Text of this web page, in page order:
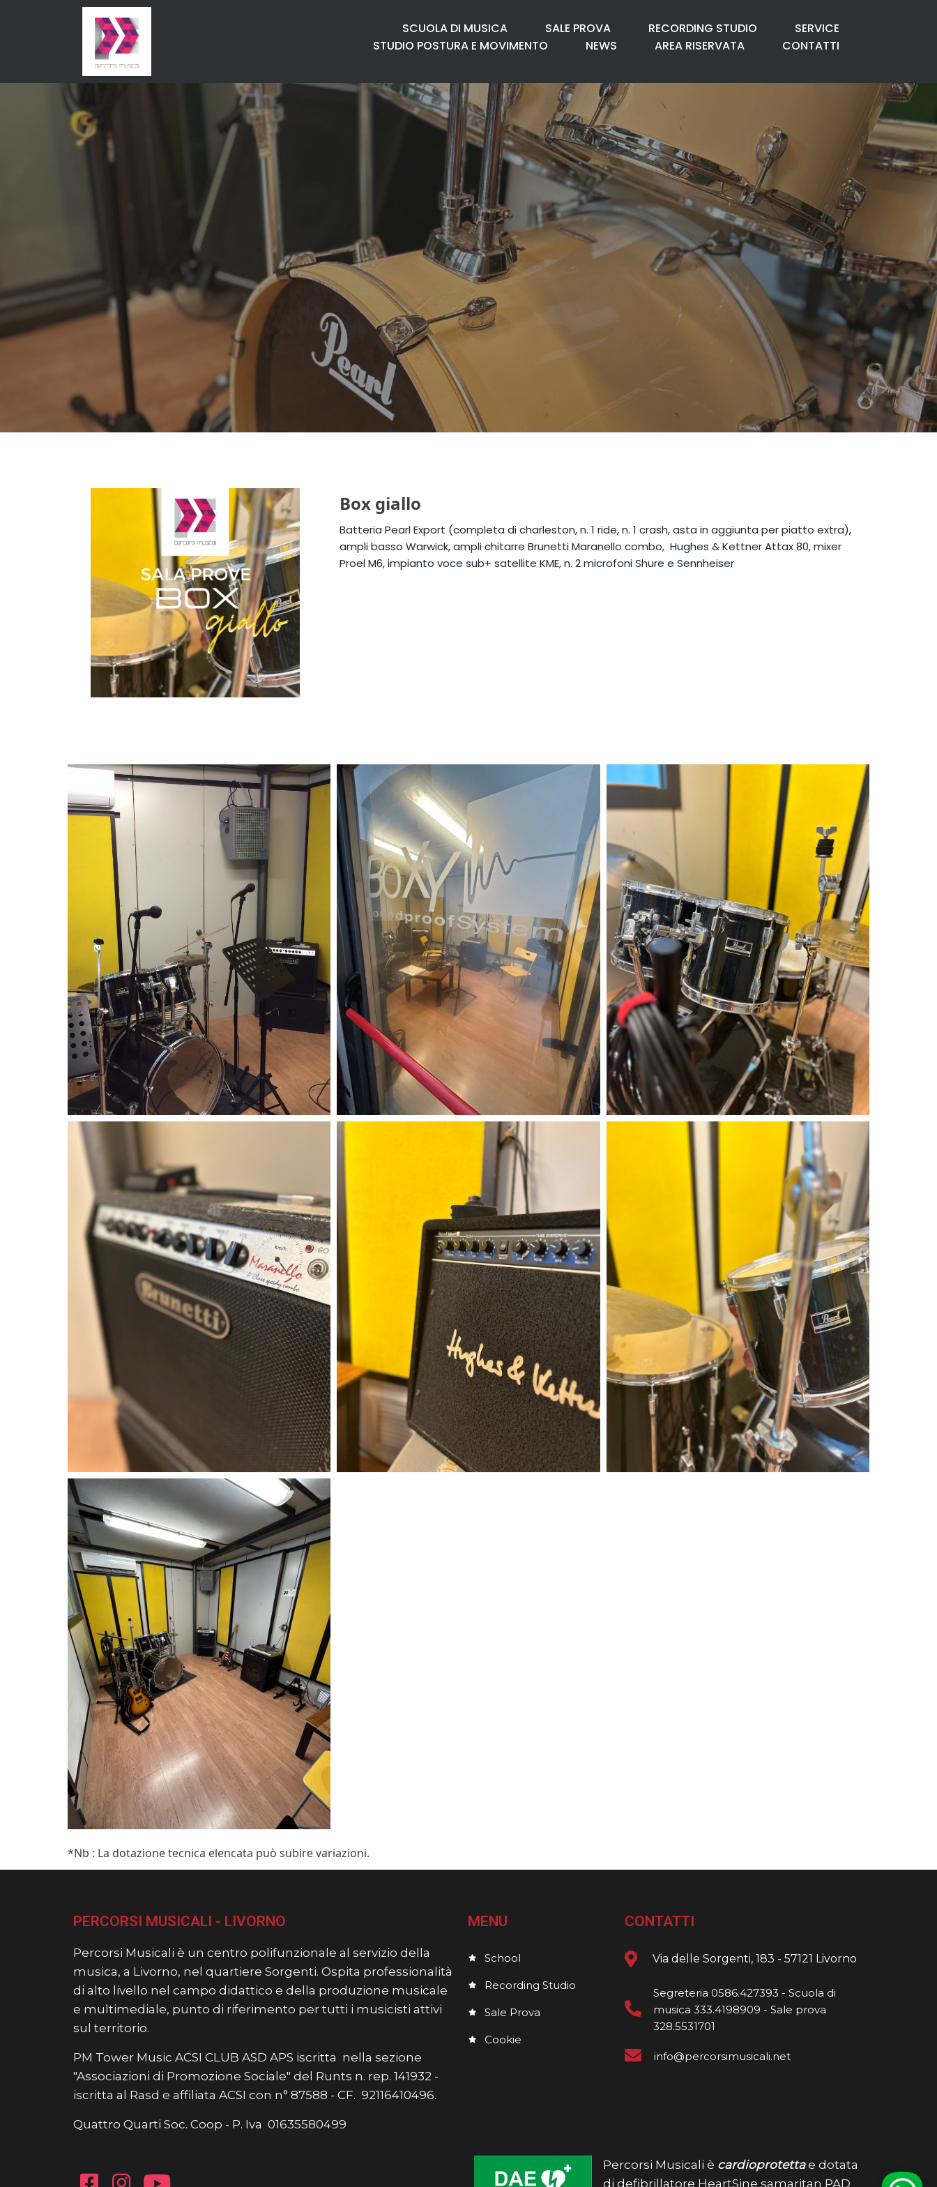
SCUOLA DI MUSICA SALE PROVA RECORDING STUDIO
SERVICE
STUDIO POSTURA E MOVIMENTO
NEWS AREA RISERVATA CONTATTI
Box giallo
Batteria Pearl Export (completa di charleston, n. 1 ride, n. 1 crash, asta in aggiunta per piatto extra),
ampli basso Warwick, ampli chitarre Brunetti Maranello combo, Hughes & Kettner Attax 80, mixer
Proel M6, impianto voce sub+ satellite KME, n. 2 microfoni Shure e Sennheiser
*Nb : La dotazione tecnica elencata può subire variazioni.
PERCORSI MUSICALI - LIVORNO
Percorsi Musicali è un centro polifunzionale al servizio della
musica, a Livorno, nel quartiere Sorgenti. Ospita professionalità
di alto livello nel campo didattico e della produzione musicale
e multimediale, punto di riferimento per tutti i musicisti attivi
sul territorio.
PM Tower Music ACSI CLUB ASD APS iscritta nella sezione
"Associazioni di Promozione Sociale" del Runts n. rep. 141932 -
iscritta al Rasd e affiliata ACSI con n° 87588 - CF. 92116410496.
Quattro Quarti Soc. Coop - P. Iva 01635580499
MENU
School
Recording Studio
Sale Prova
Cookie
CONTATTI
Via delle Sorgenti, 183 - 57121 Livorno
Segreteria 0586.427393 - Scuola di
musica 333.4198909 - Sale prova
328.5531701
info@percorsimusicali.net
Percorsi Musicali è cardioprotettae dotata
di defibrillatore HeartSine samaritan PAD